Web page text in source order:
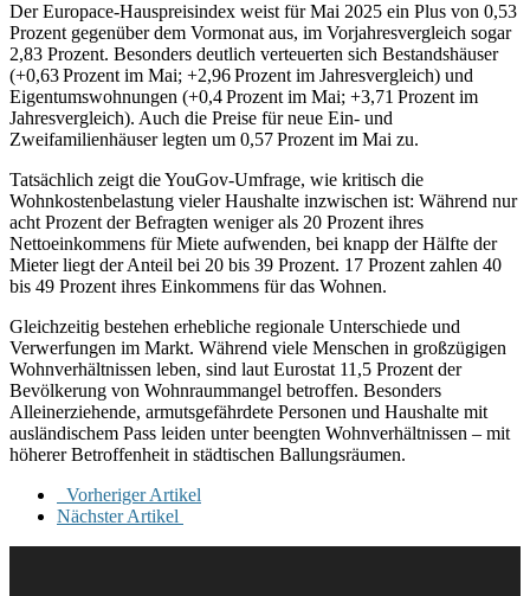
Der Europace-Hauspreisindex weist für Mai 2025 ein Plus von 0,53
Prozent gegenüber dem Vormonat aus, im Vorjahresvergleich sogar
2,83 Prozent. Besonders deutlich verteuerten sich Bestandshäuser
(+0,63 Prozent im Mai; +2,96 Prozent im Jahresvergleich) und
Eigentumswohnungen (+0,4 Prozent im Mai; +3,71 Prozent im
Jahresvergleich). Auch die Preise für neue Ein- und
Zweifamilienhäuser legten um 0,57 Prozent im Mai zu.
Tatsächlich zeigt die YouGov-Umfrage, wie kritisch die
Wohnkostenbelastung vieler Haushalte inzwischen ist: Während nur
acht Prozent der Befragten weniger als 20 Prozent ihres
Nettoeinkommens für Miete aufwenden, bei knapp der Hälfte der
Mieter liegt der Anteil bei 20 bis 39 Prozent. 17 Prozent zahlen 40
bis 49 Prozent ihres Einkommens für das Wohnen.
Gleichzeitig bestehen erhebliche regionale Unterschiede und
Verwerfungen im Markt. Während viele Menschen in großzügigen
Wohnverhältnissen leben, sind laut Eurostat 11,5 Prozent der
Bevölkerung von Wohnraummangel betroffen. Besonders
Alleinerziehende, armutsgefährdete Personen und Haushalte mit
ausländischem Pass leiden unter beengten Wohnverhältnissen – mit
höherer Betroffenheit in städtischen Ballungsräumen.
Vorheriger Artikel
Nächster Artikel